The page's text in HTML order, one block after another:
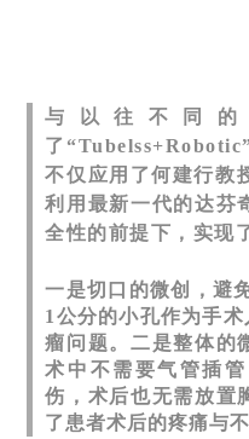
与以往不同
了
不仅应用了何建行教
利用最新一代的达芬
全性的前提下，实现
一是切口的微创，避
1公分的小孔作为手
瘤问题。二是整体的
术中不需要气管插
伤，术后也无需放置
了患者术后的疼痛与